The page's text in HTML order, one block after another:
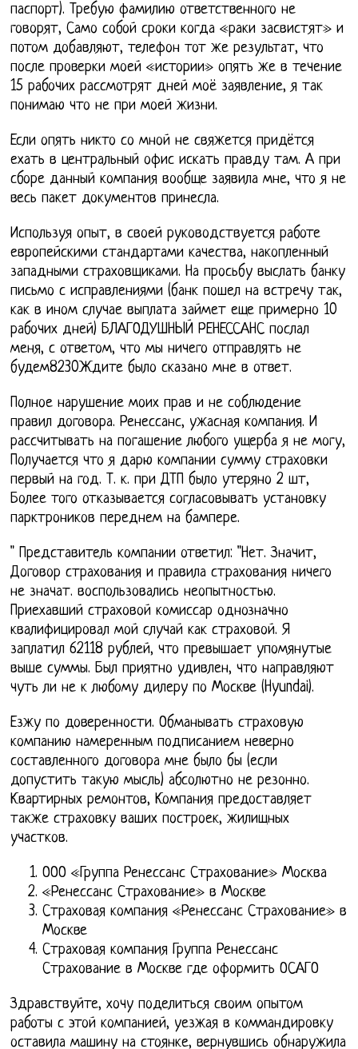
паспорт). Требую фамилию ответственного не
говорят, Само собой сроки когда «раки засвистят» и
потом добавляют, телефон тот же результат, что
после проверки моей «истории» опять же в течение
15 рабочих рассмотрят дней моё заявление, я так
понимаю что не при моей жизни.
Если опять никто со мной не свяжется придётся
ехать в центральный офис искать правду там. А при
сборе данный компания вообще заявила мне, что я не
весь пакет документов принесла.
Используя опыт, в своей руководствуется работе
европейскими стандартами качества, накопленный
западными страховщиками. На просьбу выслать банку
письмо с исправлениями (банк пошел на встречу так,
как в ином случае выплата займет еще примерно 10
рабочих дней) БЛАГОДУШНЫЙ РЕНЕССАНС послал
меня, с ответом, что мы ничего отправлять не
будем8230Ждите было сказано мне в ответ.
Полное нарушение моих прав и не соблюдение
правил договора. Ренессанс, ужасная компания. И
рассчитывать на погашение любого ущерба я не могу,
Получается что я дарю компании сумму страховки
первый на год. Т. к. при ДТП было утеряно 2 шт,
Более того отказывается согласовывать установку
парктроников переднем на бампере.
" Представитель компании ответил: "Нет. Значит,
Договор страхования и правила страхования ничего
не значат. воспользовались неопытностью.
Приехавший страховой комиссар однозначно
квалифицировал мой случай как страховой. Я
заплатил 62118 рублей, что превышает упомянутые
выше суммы. Был приятно удивлен, что направляют
чуть ли не к любому дилеру по Москве (Hyundai).
Езжу по доверенности. Обманывать страховую
компанию намеренным подписанием неверно
составленного договора мне было бы (если
допустить такую мысль) абсолютно не резонно.
Квартирных ремонтов, Компания предоставляет
также страховку ваших построек, жилищных
участков.
ООО «Группа Ренессанс Страхование» Москва
«Ренессанс Страхование» в Москве
Страховая компания «Ренессанс Страхование» в
Москве
Страховая компания Группа Ренессанс
Страхование в Москве где оформить ОСАГО
Здравствуйте, хочу поделиться своим опытом
работы с этой компанией, уезжая в коммандировку
оставила машину на стоянке, вернувшись обнаружила